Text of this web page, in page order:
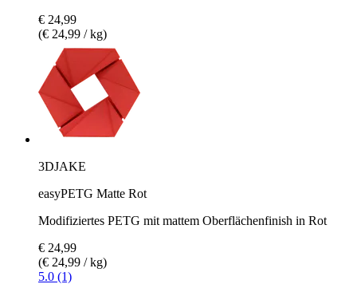
€ 24,99
(€ 24,99 / kg)
3DJAKE
easyPETG Matte Rot
Modifiziertes PETG mit mattem Oberflächenfinish in Rot
€ 24,99
(€ 24,99 / kg)
5.0 (1)